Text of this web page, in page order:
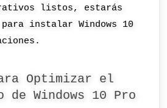
listos, estarás
para instalar Windows 10
Optimizar el
de Windows 10 Pro